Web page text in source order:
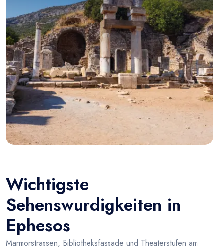
Wichtigste
Sehenswurdigkeiten in
Ephesos
Marmorstrassen, Bibliotheksfassade und Theaterstufen am